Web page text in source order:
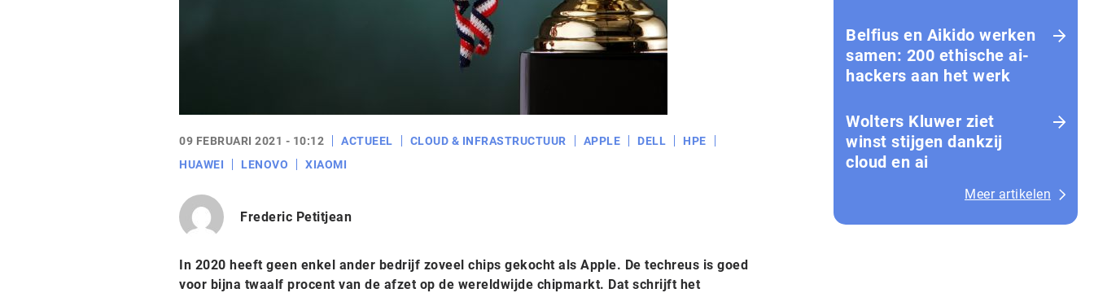
09 FEBRUARI 2021 - 10:12 ACTUEEL CLOUD & INFRASTRUCTUUR APPLE DELL
HPE
HUAWEI
LENOVO XIAOMI
Frederic Petitjean
In 2020 heeft geen enkel ander bedrijf zoveel chips gekocht als Apple. De techreus is goed
voor bijna twaalf procent van de afzet op de wereldwijde chipmarkt. Dat schrijft het
Belfius en Aikido werken
samen: 200 ethische ai-
hackers aan het werk
Wolters Kluwer ziet
winst stijgen dankzij
cloud en ai
Meer artikelen